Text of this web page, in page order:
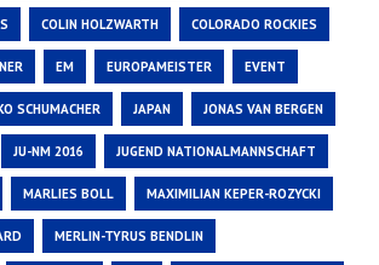
COLIN HOLZWARTH COLORADO ROCKIES
EM EUROPAMEISTER EVENT
SCHUMACHER JAPAN JONAS VAN BERGEN
JU-NM 2016 JUGEND NATIONALMANNSCHAFT
MARLIES BOLL MAXIMILIAN KEPER-ROZYCKI
MERLIN-TYRUS BENDLIN